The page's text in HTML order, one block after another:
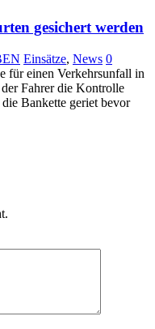
gesichert werden
Einsätze, News 0
für einen Verkehrsunfall in
Fahrer die Kontrolle
Bankette geriet bevor